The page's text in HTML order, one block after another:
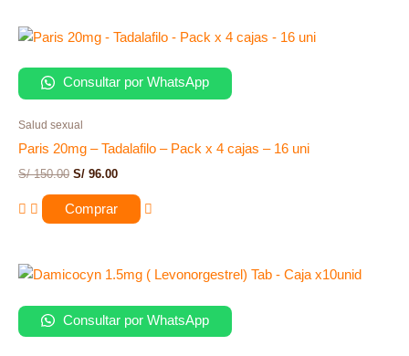
Consultar por WhatsApp
Salud sexual
Paris 20mg – Tadalafilo – Pack x 4 cajas – 16 uni
S/150.00 S/ 96.00
Comprar
Consultar por WhatsApp